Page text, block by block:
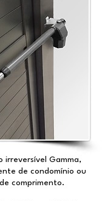
irreversível Gamma,
de condomínio ou
comprimento.